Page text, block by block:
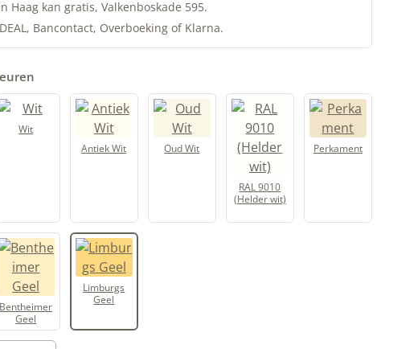
Haag kan gratis, Valkenboskade 595.
Bancontact, Overboeking of Klarna.
Wit
Antiek Wit
Oud Wit
RAL 9010
(Helder wit)
Perkament
Bentheimer
Geel
Limburgs
Geel